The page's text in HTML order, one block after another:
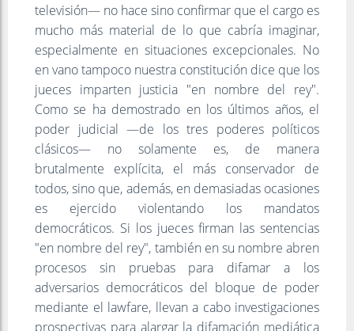
televisión— no hace sino confirmar que el cargo es
mucho más material de lo que cabría imaginar,
especialmente en situaciones excepcionales. No
en vano tampoco nuestra constitución dice que los
jueces imparten justicia "en nombre del rey".
Como se ha demostrado en los últimos años, el
poder judicial —de los tres poderes políticos
clásicos— no solamente es, de manera
brutalmente explícita, el más conservador de
todos, sino que, además, en demasiadas ocasiones
es ejercido violentando los mandatos
democráticos. Si los jueces firman las sentencias
"en nombre del rey", también en su nombre abren
procesos sin pruebas para difamar a los
adversarios democráticos del bloque de poder
mediante el lawfare, llevan a cabo investigaciones
prospectivas para alargar la difamación mediática